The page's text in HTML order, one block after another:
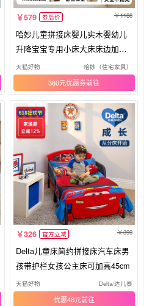
579 券后价 1188
哈妙儿童拼接床婴儿实木婴幼儿
升降宝宝专用小床大床床边加宽
大人
天猫好物 哈妙（住宅家具）
380元优惠券
326 官方立减 399
Delta儿童床简约拼接床汽车床男
孩带护栏女孩公主床可加高45cm
天猫好物 Delta/达儿泰
优惠48元